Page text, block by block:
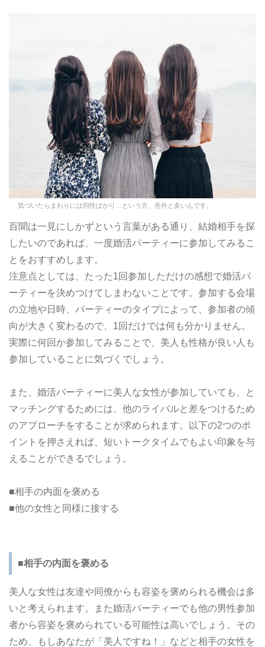
気づいたらまわりには同性ばかり…という方、意外と多いんです。
百聞は一見にしかずという言葉がある通り、結婚相手を探
したいのであれば、一度婚活パーティーに参加してみるこ
とをおすすめします。
注意点としては、たった1回参加しただけの感想で婚活パ
ーティーを決めつけてしまわないことです。参加する会場
の立地や日時、パーティーのタイプによって、参加者の傾
向が大きく変わるので、1回だけでは何も分かりません。
実際に何回か参加してみることで、美人も性格が良い人も
参加していることに気づくでしょう。
また、婚活パーティーに美人な女性が参加していても、と
マッチングするためには、他のライバルと差をつけるため
のアプローチをすることが求められます。以下の2つのポ
イントを押さえれば、短いトークタイムでもよい印象を与
えることができるでしょう。
■相手の内面を褒める
■他の女性と同様に接する
■相手の内面を褒める
美人な女性は友達や同僚からも容姿を褒められる機会は多
いと考えられます。また婚活パーティーでも他の男性参加
者から容姿を褒められている可能性は高いでしょう。その
ため、もしあなたが「美人ですね！」などと相手の女性を